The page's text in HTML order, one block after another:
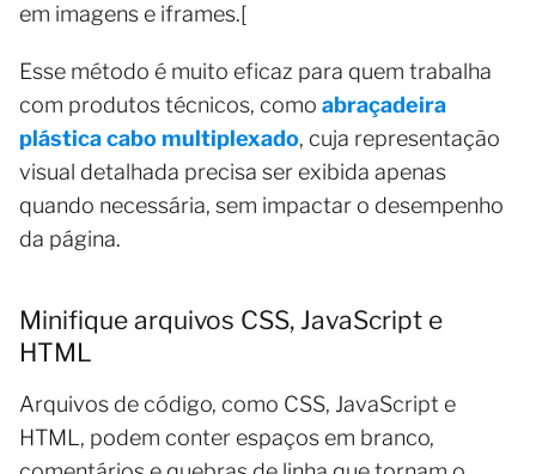
em imagens e iframes.[
Esse método é muito eficaz para quem trabalha
com produtos técnicos, como abraçadeira
plástica cabo multiplexado, cuja representação
visual detalhada precisa ser exibida apenas
quando necessária, sem impactar o desempenho
da página.
Minifique arquivos CSS, JavaScript e
HTML
Arquivos de código, como CSS, JavaScript e
HTML, podem conter espaços em branco,